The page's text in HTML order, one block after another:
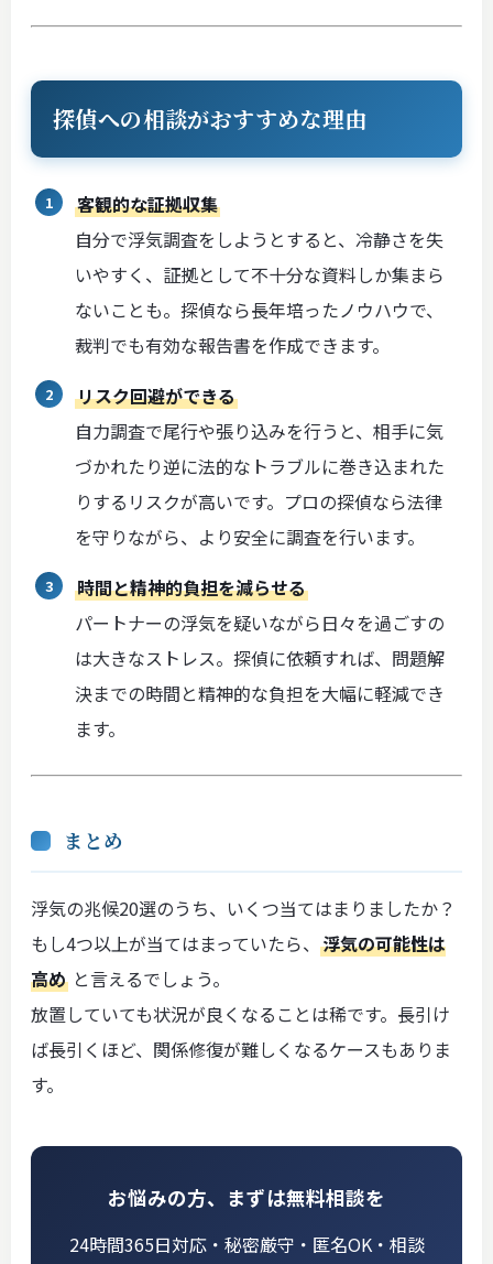
探偵への相談がおすすめな理由
客観的な証拠収集
自分で浮気調査をしようとすると、冷静さを失
いやすく、証拠として不十分な資料しか集まら
ないことも。探偵なら長年培ったノウハウで、
裁判でも有効な報告書を作成できます。
リスク回避ができる
自力調査で尾行や張り込みを行うと、相手に気
づかれたり逆に法的なトラブルに巻き込まれた
りするリスクが高いです。プロの探偵なら法律
を守りながら、より安全に調査を行います。
時間と精神的負担を減らせる
パートナーの浮気を疑いながら日々を過ごすの
は大きなストレス。探偵に依頼すれば、問題解
決までの時間と精神的な負担を大幅に軽減でき
ます。
まとめ
浮気の兆候20選のうち、いくつ当てはまりましたか？
もし4つ以上が当てはまっていたら、 浮気の可能性は
高め と言えるでしょう。
放置していても状況が良くなることは稀です。長引け
ば長引くほど、関係修復が難しくなるケースもありま
す。
お悩みの方、まずは無料相談を
24時間365日対応・秘密厳守・匿名OK・相談